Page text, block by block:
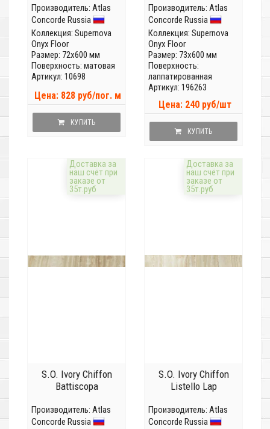
Производитель: Atlas
Concorde Russia
Коллекция: Supernova
Onyx Floor
Размер: 72x600 мм
Поверхность: матовая
Артикул: 10698
Цена: 828 руб/пог. м
КУПИТЬ
Производитель: Atlas
Concorde Russia
Коллекция: Supernova
Onyx Floor
Размер: 73x600 мм
Поверхность:
лаппатированная
Артикул: 196263
Цена: 240 руб/шт
КУПИТЬ
Доставка за
наш счёт при
заказе от
35т.руб
S.O. Ivory Chiffon
Battiscopa
Производитель: Atlas
Concorde Russia
Доставка за
наш счёт при
заказе от
35т.руб
S.O. Ivory Chiffon
Listello Lap
Производитель: Atlas
Concorde Russia